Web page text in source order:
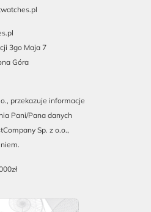
3go Maja 7
Góra
przekazuje informacje
Pani/Pana danych
Sp. z o.o.,